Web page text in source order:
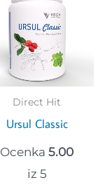
Direct Hit
Ursul Classic
Ocenka5.00
iz 5